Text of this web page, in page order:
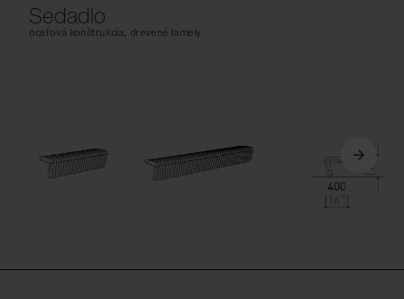
Sedadlo
oceľová konštrukcia, drevené lamely